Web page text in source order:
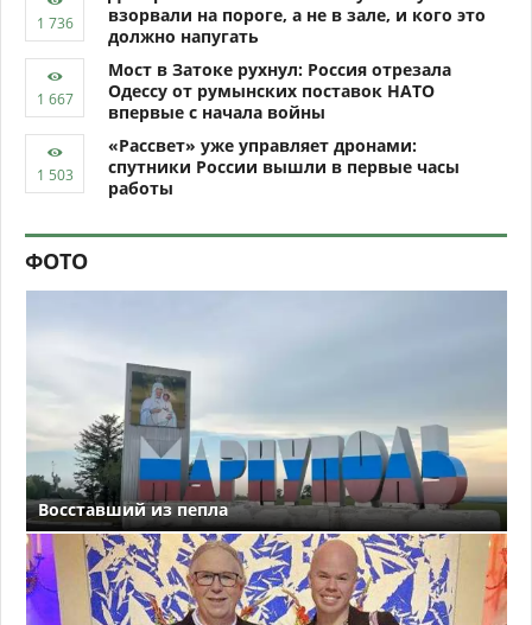
взорвали на пороге, а не в зале, и кого это
должно напугать
Мост в Затоке рухнул: Россия отрезала
Одессу от румынских поставок НАТО
впервые с начала войны
«Рассвет» уже управляет дронами:
спутники России вышли в первые часы
работы
ФОТО
Восставший из пепла